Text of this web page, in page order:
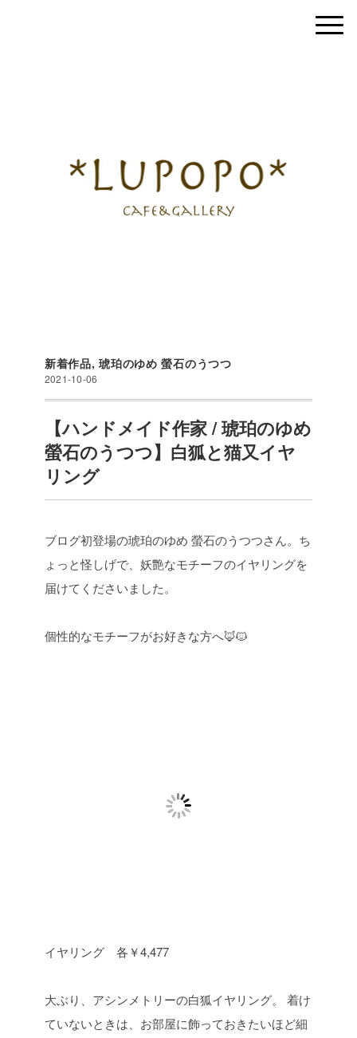
新着作品,琥珀のゆめ 螢石のうつつ
2021-10-06
【ハンドメイド作家 / 琥珀のゆめ
螢石のうつつ】白狐と猫又イヤ
リング
ブログ初登場の琥珀のゆめ 螢石のうつつさん。ち
ょっと怪しげで、妖艶なモチーフのイヤリングを
届けてくださいました。
個性的なモチーフがお好きな方へ🦊🐱
イヤリング 各￥4,477
大ぶり、アシンメトリーの白狐イヤリング。
着け
ていないときは、お部屋に飾っておきたいほど細